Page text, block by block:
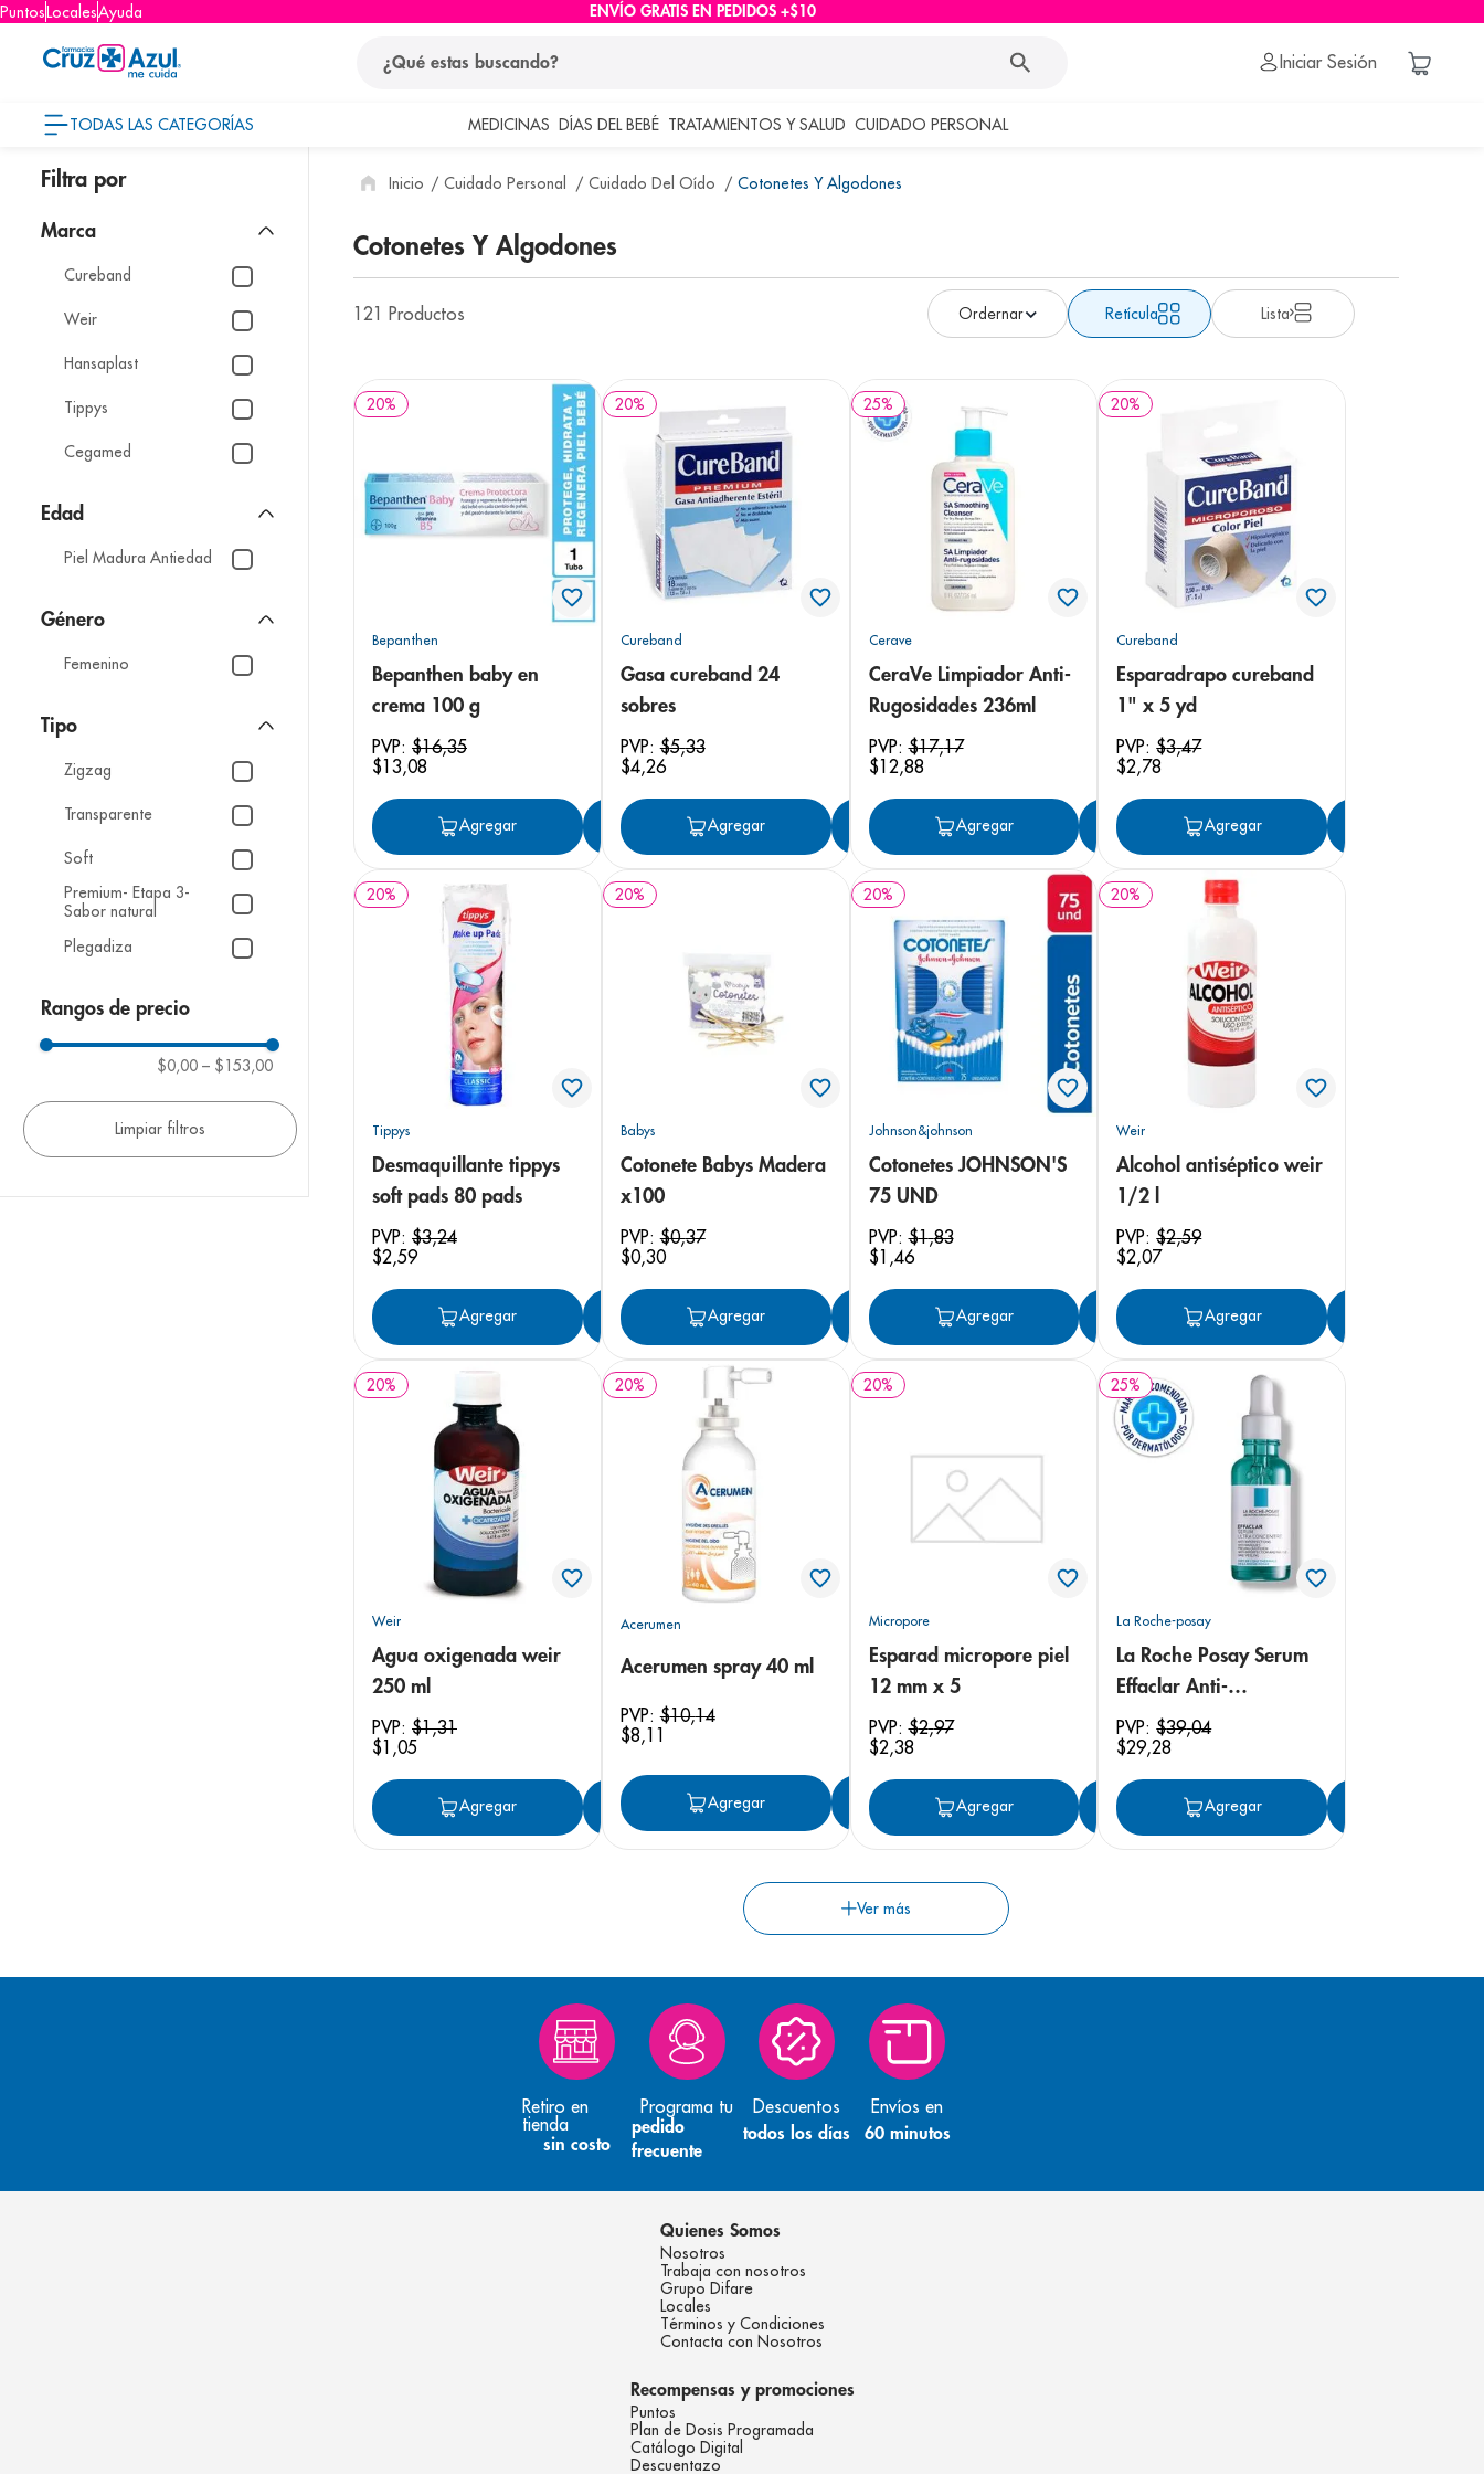
PuntosLocalesAyuda ENVÍO GRATIS EN PEDIDOS +$10
Iniciar Sesión
TODAS LAS CATEGORÍAS MEDICINAS DÍAS DEL BEBÉ TRATAMIENTOS Y SALUD CUIDADO PERSONAL
Marca
Cureband
Weir
Hansaplast
Tippys
Cegamed
Mk
Micropore
Edad
Piel Madura Antiedad
Género
Femenino
Tipo
Zigzag
Transparente
Soft
Premium- Etapa 3-
Sabor natural
Plegadiza
Cicatrices
Sérum y Ampollas
Reductor de Cicatrices
Rangos de precio
$0,00 – $153,00
Cuidado Personal Cuidado Del Oído Cotonetes Y Algodones
Cotonetes Y Algodones
121 Productos Retícula Lista
20%
Bepanthen
Bepanthen baby en
crema 100 g
PVP: $16,35
$13,08
Agregar Agregar
20%
Cureband
Gasa cureband 24
sobres
PVP:$5,33
$4,26
Agregar Agregar
25%
Cerave
CeraVe Limpiador Anti-
Rugosidades 236ml
PVP:$17,17
$12,88
Agregar Agregar
20%
Cureband
Esparadrapo cureband
1" x 5 yd
PVP:$3,47
$2,78
Agregar
20%
Tippys
Desmaquillante tippys
soft pads 80 pads
PVP: $3,24
$2,59
Agregar Agregar
20%
Babys
Cotonete Babys Madera
x100
PVP:$0,37
$0,30
Agregar Agregar
20%
Johnson&johnson
Cotonetes JOHNSON'S
75 UND
PVP:$1,83
$1 ,46
Agregar Agregar
20%
Weir
Alcohol antiséptico weir
1/2 l
PVP:$2,59
$2,07
Agregar
20%
Weir
Agua oxigenada weir
250 ml
PVP: $1,31
$1 ,05
Agregar Agregar
20%
Acerumen
Acerumen spray 40 ml
PVP:$10,14
$8,11
Agregar Agregar
20%
Micropore
Esparad micropore piel
12 mm x 5
PVP:$2,97
$2,38
Agregar Agregar
25%
La Roche-posay
La Roche Posay Serum
Effaclar Anti-
imperfecciones
PVP:$39,04
$29,28
Agregar
Retiro en
tienda
sin costo
Programa tu
pedido
frecuente
Descuentos
todos los días
Envíos en
60 minutos
Quienes Somos
Nosotros
Trabaja con nosotros
Grupo Difare
Locales
Términos y Condiciones
Contacta con Nosotros
Recompensas y promociones
Puntos
Plan de Dosis Programada
Catálogo Digital
Descuentazo
términos más buscados
1. protector solar
cerave
6. shampoo
7
9. pediasure
10.desodorante